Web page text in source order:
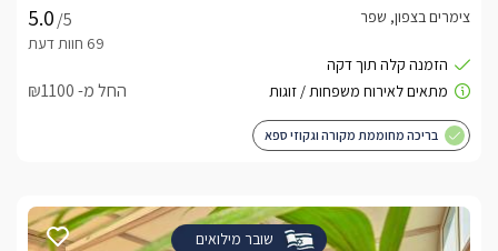
/5
צימרים בצפון, שפר
החל מ- ₪1100
בריכה מחוממת מקורה וגקוזי ספא
שובר מילואים